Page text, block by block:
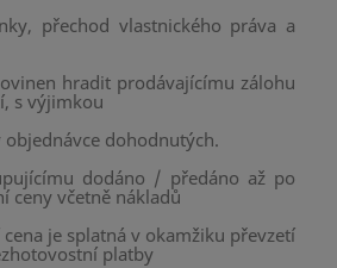
přechod vlastnického práva a
hradit prodávajícímu zálohu
s výjimkou
dohodnutých.
dodáno / předáno až po
ceny včetně nákladů
je splatná v okamžiku převzetí
platby